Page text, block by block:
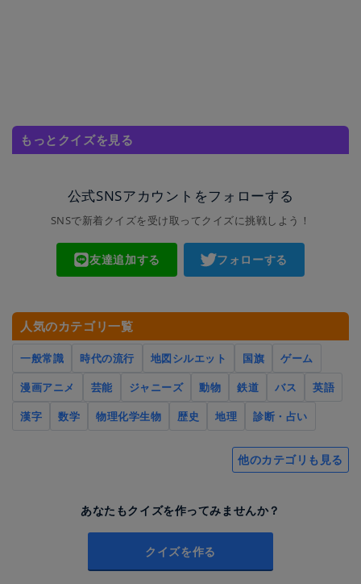
もっとクイズを見る
公式SNSアカウントをフォローする
SNSで新着クイズを受け取ってクイズに挑戦しよう！
友達追加する フォローする
人気のカテゴリ一覧
一般常識 時代の流行 地図シルエット 国旗
ゲーム
漫画アニメ
芸能 ジャニーズ 動物 鉄道 バス
英語
漢字
数学 物理化学生物 歴史 地理 診断・占い
他のカテゴリも見る
あなたもクイズを作ってみませんか？
クイズを作る